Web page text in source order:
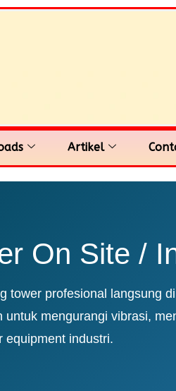
Artikel
On Site /
tower profesional langsung
mengurangi vibrasi,
equipment industri.